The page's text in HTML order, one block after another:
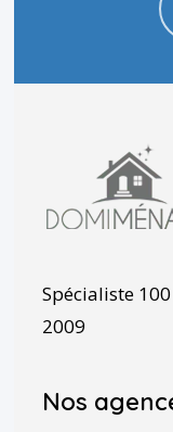
Spécialiste
2009
Nos